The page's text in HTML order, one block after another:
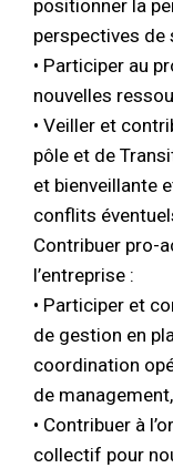
positionner la
perspectives
• Participer au
nouvelles
• Veiller et
pôle et de
et bienveillante
conflits
Contribuer pro-
l’entreprise :
• Participer et
de gestion en
coordination
de
• Contribuer à
collectif pour